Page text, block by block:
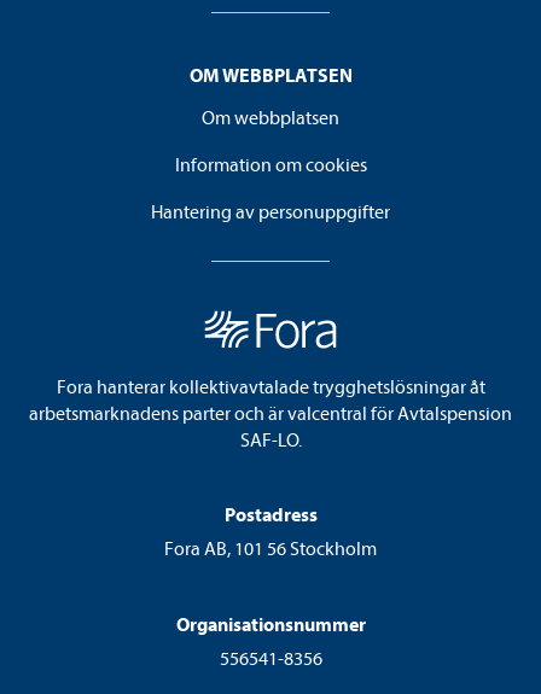
OM WEBBPLATSEN
Om webbplatsen
Information om cookies
Hantering av personuppgifter
Fora hanterar kollektivavtalade trygghetslösningar åt
arbetsmarknadens parter och är valcentral för Avtalspension
SAF-LO.
Postadress
Fora AB, 101 56 Stockholm
Organisationsnummer
556541-8356